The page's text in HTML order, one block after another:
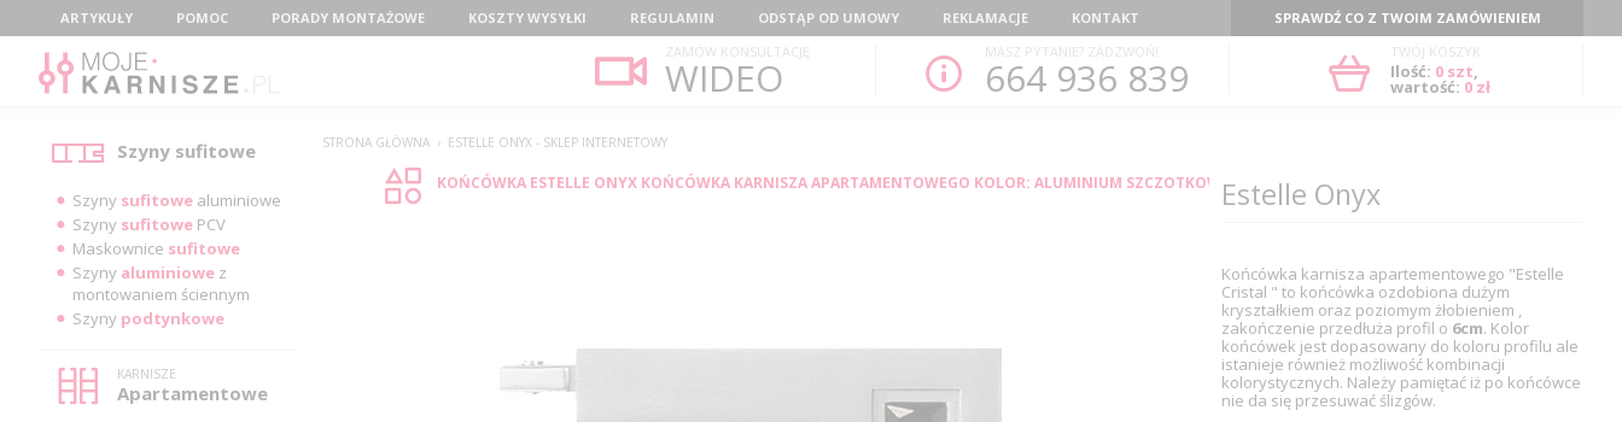
MenuARTYKUŁY POMOC PORADY MONTAŻOWE KOSZTY WYSYŁKI REGULAMIN ODSTĄP OD UMOWY REKLAMACJE KONTAKT
SPRAWDŹ CO Z TWOIM ZAMÓWIENIEM
ZAMÓW KONSULTACJĘ
WIDEO
MASZ PYTANIE? ZADZWOŃ!
664 936 839
TWÓJ KOSZYK
Ilość: 0szt,
wartość: 0 zł
Szyny sufitowe
Szyny sufitowe aluminiowe
Szyny sufitowe PCV
Maskownice sufitowe
Szyny aluminiowe z
montowaniem ściennym
Szyny podtynkowe
KARNISZE
Apartamentowe
STRONA GŁÓWNA › ESTELLE ONYX - SKLEP INTERNETOWY
KOŃCÓWKA ESTELLE ONYX KOŃCÓWKA KARNISZA APARTAMENTOWEGO KOLOR: ALUMINIUM SZCZOTKOWANEEstelle Onyx
Końcówka karnisza apartementowego "Estelle
Cristal " to końcówka ozdobiona dużym
kryształkiem oraz poziomym żłobieniem ,
zakończenie przedłuża profil o 6cm. Kolor
końcówek jest dopasowany do koloru profilu ale
istanieje również możliwość kombinacji
kolorystycznych. Należy pamiętać iż po końcówce
nie da się przesuwać ślizgów.